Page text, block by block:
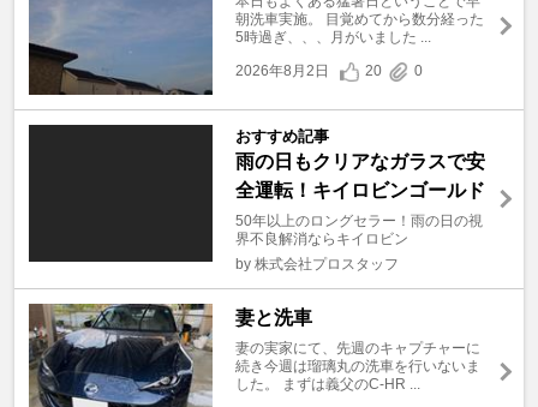
朝洗車実施。 目覚めてから数分経った
5時過ぎ、、、月がいました ...
2026年8月2日
20 0
おすすめ記事
雨の日もクリアなガラスで安
全運転！キイロビンゴールド
50年以上のロングセラー！雨の日の視
界不良解消ならキイロビン
by 株式会社プロスタッフ
妻と洗車
妻の実家にて、先週のキャプチャーに
続き今週は瑠璃丸の洗車を行いないま
した。 まずは義父のC-HR ...